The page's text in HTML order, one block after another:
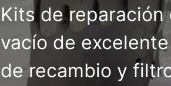
Kits de reparación
vacío de
de recambio y